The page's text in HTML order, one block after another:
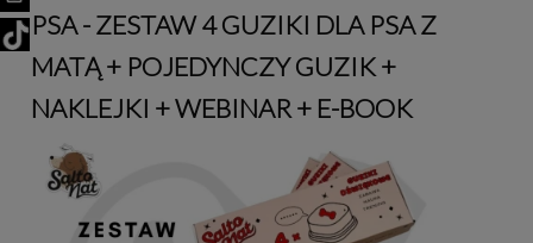
PSA - ZESTAW 4 GUZIKI DLA PSA Z
MATĄ + POJEDYNCZY GUZIK +
NAKLEJKI + WEBINAR + E-BOOK